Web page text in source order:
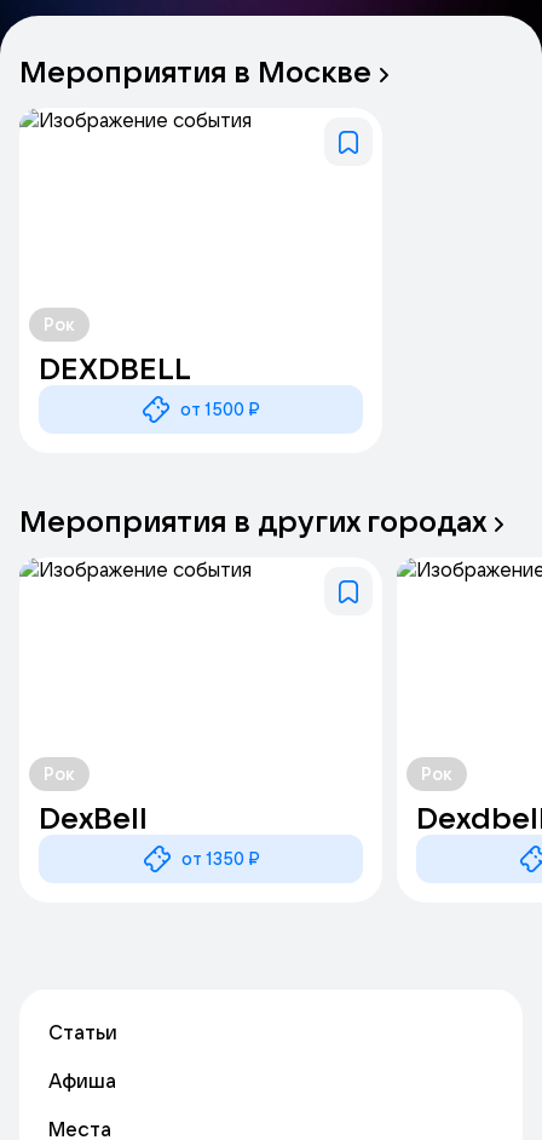
Мероприятия в Москве
Рок
DEXDBELL
от 1500 ₽
Мероприятия в других городах
Рок
DexBell
от 1350 ₽
Рок
Статьи
Афиша
Места